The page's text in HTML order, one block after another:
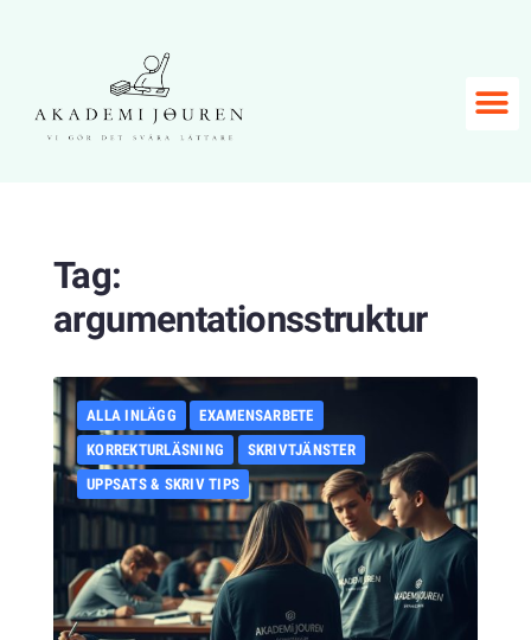
Tag:
argumentationsstruktur
ALLA INLÄGG
EXAMENSARBETE
KORREKTURLÄSNING
SKRIVTJÄNSTER
UPPSATS & SKRIV TIPS